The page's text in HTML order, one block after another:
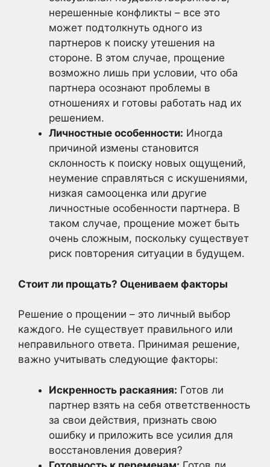
нерешенные конфликты – все это
может подтолкнуть одного из
партнеров к поиску утешения на
стороне. В этом случае, прощение
возможно лишь при условии, что оба
партнера осознают проблемы в
отношениях и готовы работать над их
решением.
Личностные особенности: Иногда
причиной измены становится
склонность к поиску новых ощущений,
неумение справляться с искушениями,
низкая самооценка или другие
личностные особенности партнера. В
таком случае, прощение может быть
очень сложным, поскольку существует
риск повторения ситуации в будущем.
Стоит ли прощать? Оцениваем факторы
Решение о прощении – это личный выбор
каждого. Не существует правильного или
неправильного ответа. Принимая решение,
важно учитывать следующие факторы:
Искренность раскаяния: Готов ли
партнер взять на себя ответственность
за свои действия, признать свою
ошибку и приложить все усилия для
восстановления доверия?